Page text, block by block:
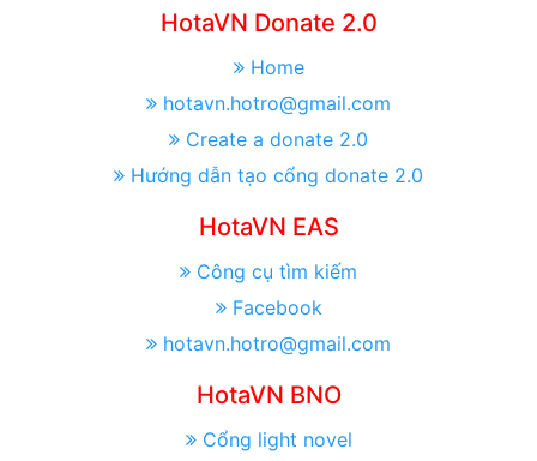
HotaVN Donate 2.0
Home
hotavn.hotro@gmail.com
Create a donate 2.0
Hướng dẫn tạo cổng donate 2.0
HotaVN EAS
Công cụ tìm kiếm
Facebook
hotavn.hotro@gmail.com
HotaVN BNO
Cổng light novel